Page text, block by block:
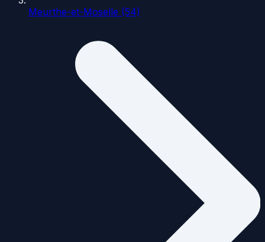
Meurthe-et-Moselle (54)